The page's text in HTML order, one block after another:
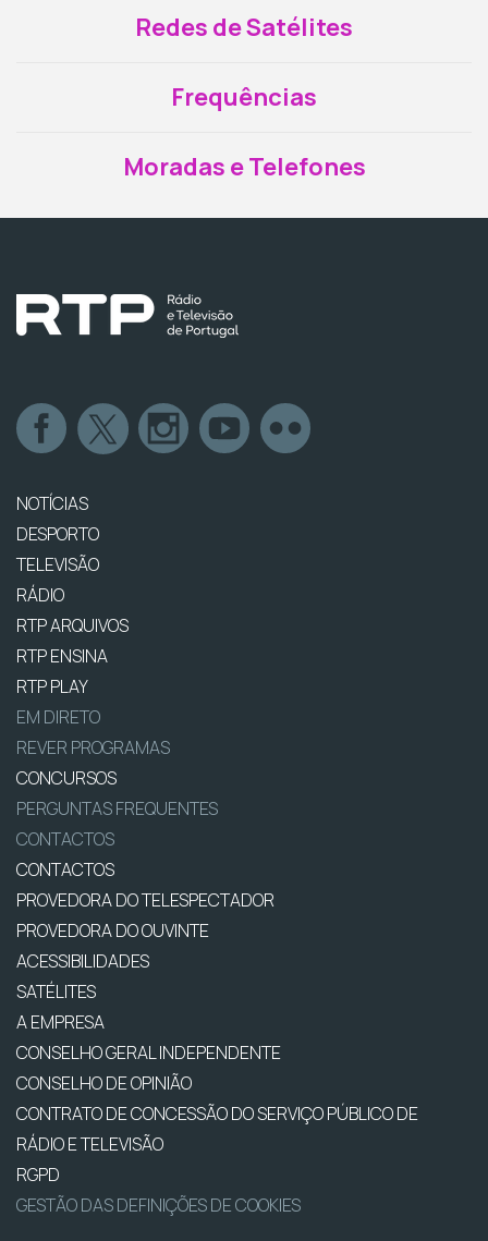
Redes de Satélites
Frequências
Moradas e Telefones
NOTÍCIAS
DESPORTO
TELEVISÃO
RÁDIO
RTP ARQUIVOS
RTP ENSINA
RTP PLAY
EM DIRETO
REVER PROGRAMAS
CONCURSOS
PERGUNTAS FREQUENTES
CONTACTOS
CONTACTOS
PROVEDORA DO TELESPECTADOR
PROVEDORA DO OUVINTE
ACESSIBILIDADES
SATÉLITES
A EMPRESA
CONSELHO GERAL INDEPENDENTE
CONSELHO DE OPINIÃO
CONTRATO DE CONCESSÃO DO SERVIÇO PÚBLICO DE
RÁDIO E TELEVISÃO
RGPD
GESTÃO DAS DEFINIÇÕES DE COOKIES